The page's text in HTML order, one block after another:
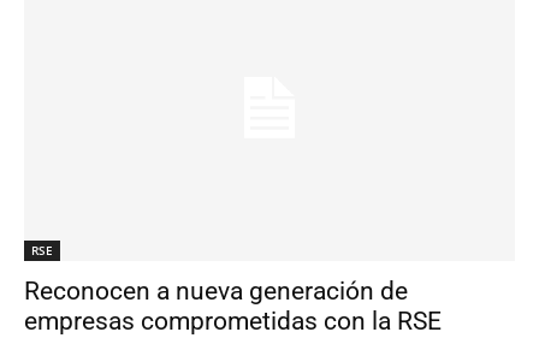
RSE
Reconocen a nueva generación de
empresas comprometidas con la RSE